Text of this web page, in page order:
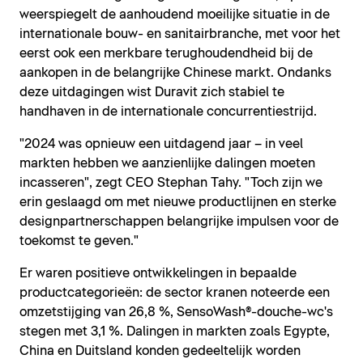
weerspiegelt de aanhoudend moeilijke situatie in de
internationale bouw- en sanitairbranche, met voor het
eerst ook een merkbare terughoudendheid bij de
aankopen in de belangrijke Chinese markt. Ondanks
deze uitdagingen wist Duravit zich stabiel te
handhaven in de internationale concurrentiestrijd.
"2024 was opnieuw een uitdagend jaar – in veel
markten hebben we aanzienlijke dalingen moeten
incasseren", zegt CEO Stephan Tahy. "Toch zijn we
erin geslaagd om met nieuwe productlijnen en sterke
designpartnerschappen belangrijke impulsen voor de
toekomst te geven."
Er waren positieve ontwikkelingen in bepaalde
productcategorieën: de sector kranen noteerde een
omzetstijging van 26,8 %, SensoWash®-douche-wc's
stegen met 3,1 %. Dalingen in markten zoals Egypte,
China en Duitsland konden gedeeltelijk worden